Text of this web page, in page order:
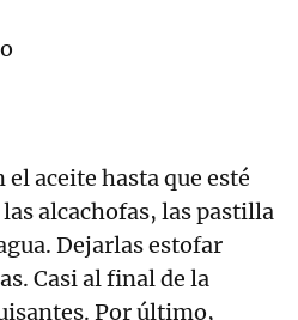
aceite hasta que esté
alcachofas, las pastilla
Dejarlas estofar
Casi al final de la
Por último,